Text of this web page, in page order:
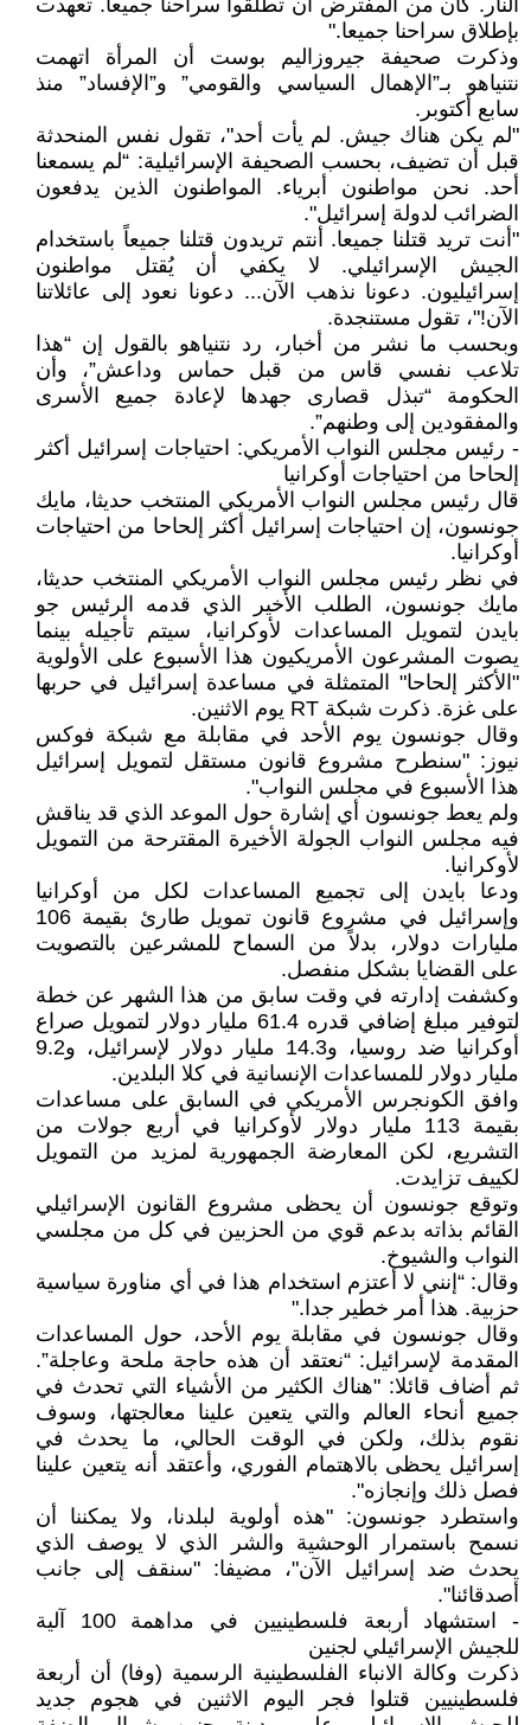
النار. كان من المفترض أن تطلقوا سراحنا جميعاً. تعهدت
بإطلاق سراحنا جميعا."
وذكرت صحيفة جيروزاليم بوست أن المرأة اتهمت
نتنياهو بـ”الإهمال السياسي والقومي” و”الإفساد” منذ
سابع أكتوبر.
"لم يكن هناك جيش. لم يأت أحد"، تقول نفس المنحدثة
قبل أن تضيف، بحسب الصحيفة الإسرائيلية: “لم يسمعنا
أحد. نحن مواطنون أبرياء. المواطنون الذين يدفعون
الضرائب لدولة إسرائيل".
"أنت تريد قتلنا جميعا. أنتم تريدون قتلنا جميعاً باستخدام
الجيش الإسرائيلي. لا يكفي أن يُقتل مواطنون
إسرائيليون. دعونا نذهب الآن... دعونا نعود إلى عائلاتنا
الآن!"، تقول مستنجدة.
وبحسب ما نشر من أخبار، رد نتنياهو بالقول إن “هذا
تلاعب نفسي قاس من قبل حماس وداعش”، وأن
الحكومة “تبذل قصارى جهدها لإعادة جميع الأسرى
والمفقودين إلى وطنهم”.
- رئيس مجلس النواب الأمريكي: احتياجات إسرائيل أكثر
إلحاحا من احتياجات أوكرانيا
قال رئيس مجلس النواب الأمريكي المنتخب حديثا، مايك
جونسون، إن احتياجات إسرائيل أكثر إلحاحا من احتياجات
أوكرانيا.
في نظر رئيس مجلس النواب الأمريكي المنتخب حديثا،
مايك جونسون، الطلب الأخير الذي قدمه الرئيس جو
بايدن لتمويل المساعدات لأوكرانيا، سيتم تأجيله بينما
يصوت المشرعون الأمريكيون هذا الأسبوع على الأولوية
"الأكثر إلحاحا" المتمثلة في مساعدة إسرائيل في حربها
على غزة. ذكرت شبكة RT يوم الاثنين.
وقال جونسون يوم الأحد في مقابلة مع شبكة فوكس
نيوز: "سنطرح مشروع قانون مستقل لتمويل إسرائيل
هذا الأسبوع في مجلس النواب".
ولم يعط جونسون أي إشارة حول الموعد الذي قد يناقش
فيه مجلس النواب الجولة الأخيرة المقترحة من التمويل
لأوكرانيا.
ودعا بايدن إلى تجميع المساعدات لكل من أوكرانيا
وإسرائيل في مشروع قانون تمويل طارئ بقيمة 106
مليارات دولار، بدلاً من السماح للمشرعين بالتصويت
على القضايا بشكل منفصل.
وكشفت إدارته في وقت سابق من هذا الشهر عن خطة
لتوفير مبلغ إضافي قدره 61.4 مليار دولار لتمويل صراع
أوكرانيا ضد روسيا، و14.3 مليار دولار لإسرائيل، و9.2
مليار دولار للمساعدات الإنسانية في كلا البلدين.
وافق الكونجرس الأمريكي في السابق على مساعدات
بقيمة 113 مليار دولار لأوكرانيا في أربع جولات من
التشريع، لكن المعارضة الجمهورية لمزيد من التمويل
لكييف تزايدت.
وتوقع جونسون أن يحظى مشروع القانون الإسرائيلي
القائم بذاته بدعم قوي من الحزبين في كل من مجلسي
النواب والشيوخ.
وقال: “إنني لا أعتزم استخدام هذا في أي مناورة سياسية
حزبية. هذا أمر خطير جدا."
وقال جونسون في مقابلة يوم الأحد، حول المساعدات
المقدمة لإسرائيل: “نعتقد أن هذه حاجة ملحة وعاجلة”.
ثم أضاف قائلا: "هناك الكثير من الأشياء التي تحدث في
جميع أنحاء العالم والتي يتعين علينا معالجتها، وسوف
نقوم بذلك، ولكن في الوقت الحالي، ما يحدث في
إسرائيل يحظى بالاهتمام الفوري، وأعتقد أنه يتعين علينا
فصل ذلك وإنجازه".
واستطرد جونسون: "هذه أولوية لبلدنا، ولا يمكننا أن
نسمح باستمرار الوحشية والشر الذي لا يوصف الذي
يحدث ضد إسرائيل الآن"، مضيفا: "سنقف إلى جانب
أصدقائنا".
- استشهاد أربعة فلسطينيين في مداهمة 100 آلية
للجيش الإسرائيلي لجنين
ذكرت وكالة الانباء الفلسطينية الرسمية (وفا) أن أربعة
فلسطينيين قتلوا فجر اليوم الاثنين في هجوم جديد